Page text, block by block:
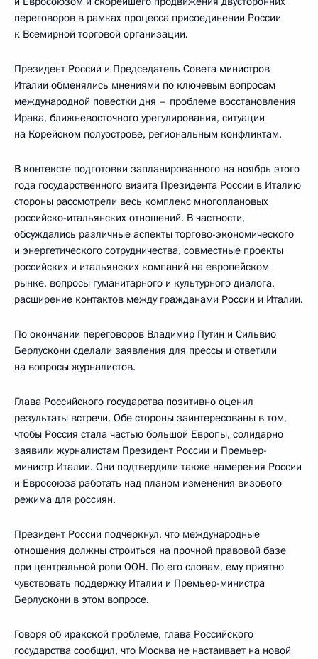
переговоров в рамках процесса присоединении России
к Всемирной торговой организации.
Президент России и Председатель Совета министров
Италии обменялись мнениями по ключевым вопросам
международной повестки дня – проблеме восстановления
Ирака, ближневосточного урегулирования, ситуации
на Корейском полуострове, региональным конфликтам.
В контексте подготовки запланированного на ноябрь этого
года государственного визита Президента России в Италию
стороны рассмотрели весь комплекс многоплановых
российско-итальянских отношений. В частности,
обсуждались различные аспекты торгово-экономического
и энергетического сотрудничества, совместные проекты
российских и итальянских компаний на европейском
рынке, вопросы гуманитарного и культурного диалога,
расширение контактов между гражданами России и Италии.
По окончании переговоров Владимир Путин и Сильвио
Берлускони сделали заявления для прессы и ответили
на вопросы журналистов.
Глава Российского государства позитивно оценил
результаты встречи. Обе стороны заинтересованы в том,
чтобы Россия стала частью большой Европы, солидарно
заявили журналистам Президент России и Премьер-
министр Италии. Они подтвердили также намерения России
и Евросоюза работать над планом изменения визового
режима для россиян.
Президент России подчеркнул, что международные
отношения должны строиться на прочной правовой базе
при центральной роли ООН. По его словам, ему приятно
чувствовать поддержку Италии и Премьер-министра
Берлускони в этом вопросе.
Говоря об иракской проблеме, глава Российского
государства сообщил, что Москва не настаивает на новой